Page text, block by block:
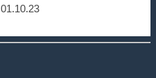
01.10.23